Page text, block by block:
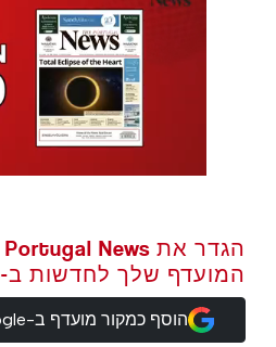
המועדף שלך לחדשות ב-Google
הוסף כמקור מועדף ב-Google